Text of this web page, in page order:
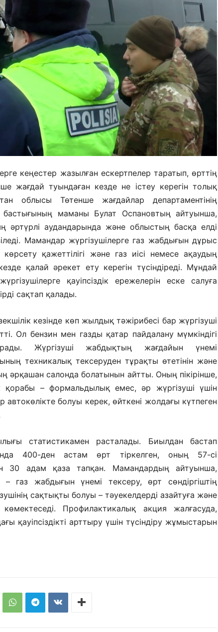
кеңестер жазылған ескертпелер таратып, өрттің
жағдай туындаған кезде не істеу керегін толық
облысы Төтенше жағдайлар департаментінің
бастығының маманы Булат Оспановтың айтуынша,
әртүрлі аудандарында және облыстың басқа елді
Мамандар жүргізушілерге газ жабдығын дұрыс
қажеттілігі және газ иісі немесе ақаудың
қалай әрекет ету керегін түсіндіреді. Мұндай
қауіпсіздік ережелерін еске салуға
сақтап қалады.
кезінде көп жылдық тәжірибесі бар жүргізуші
Ол бензин мен газды қатар пайдалану мүмкіндігі
Жүргізуші жабдықтың жағдайын үнемі
техникалық тексеруден тұрақты өтетінін және
әрқашан салонда болатынын айтты. Оның пікірінше,
қорабы – формальдылық емес, әр жүргізуші үшін
автокөлікте болуы керек, өйткені жолдағы күтпеген
статистикамен расталады. Биылдан бастап
400-ден астам өрт тіркелген, оның 57-сі
30 адам қаза тапқан. Мамандардың айтуынша,
газ жабдығын үнемі тексеру, өрт сөндіргіштің
сақтықты болуы – тәуекелдерді азайтуға және
Профилактикалық акция жалғасуда,
қауіпсіздікті арттыру үшін түсіндіру жұмыстарын